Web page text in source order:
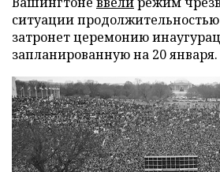
ситуации
затронет церемонию
запланированную на 20 января.